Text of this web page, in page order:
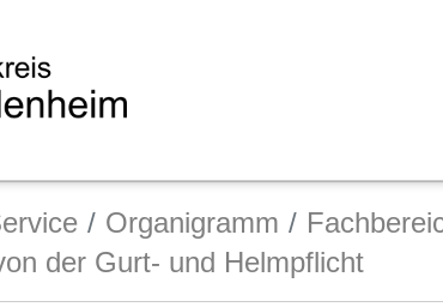
Organigramm
der Gurt- und Helmpflicht